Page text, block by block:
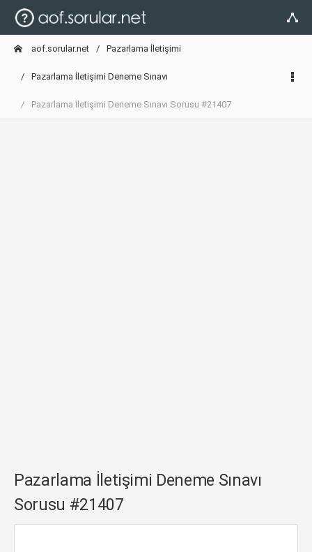
aof.sorular.net Pazarlama İletişimi
Pazarlama İletişimi Deneme Sınavı
Pazarlama İletişimi Deneme Sınavı Sorusu #21407
Pazarlama İletişimi Deneme Sınavı
Sorusu #21407